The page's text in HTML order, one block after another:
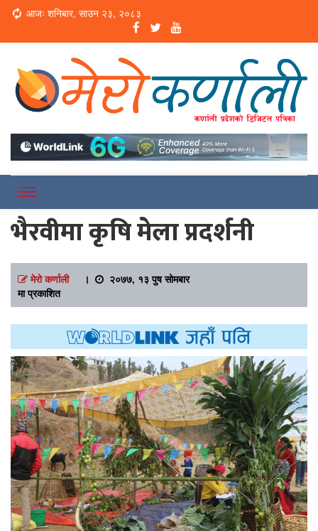
Loading...
आजः शनिबार, साउन २३, २०८३
Merokarnali
भैरवीमा कृषि मेला प्रदर्शनी
मेरो कर्णाली।
२०७७, १३ पुष सोमबार
मा प्रकाशित